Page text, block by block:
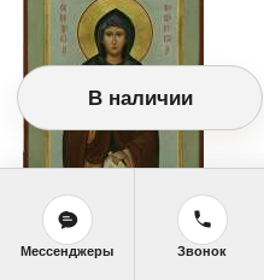
В наличии
Мессенджеры Звонок